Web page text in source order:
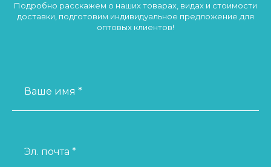
Подробно расскажем о наших товарах, видах и стоимости
доставки, подготовим индивидуальное предложение для
оптовых клиентов!
Ваше имя *
Эл. почта *